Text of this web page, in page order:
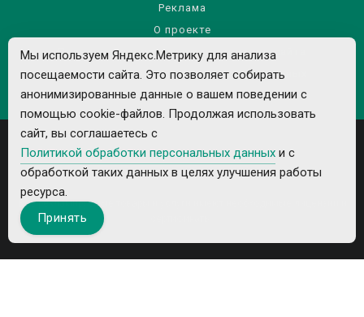
Реклама
О проекте
Правила использования материалов сайта
Политика обработки персональных данных
Все рекламируемые товары и услуги имеют необходимые лицензии и
Мы используем Яндекс.Метрику для анализа
посещаемости сайта. Это позволяет собирать
анонимизированные данные о вашем поведении с
помощью cookie-файлов. Продолжая использовать
сайт, вы соглашаетесь с
Политикой обработки персональных данных и с
обработкой таких данных в целях улучшения работы
ресурса.
Принять